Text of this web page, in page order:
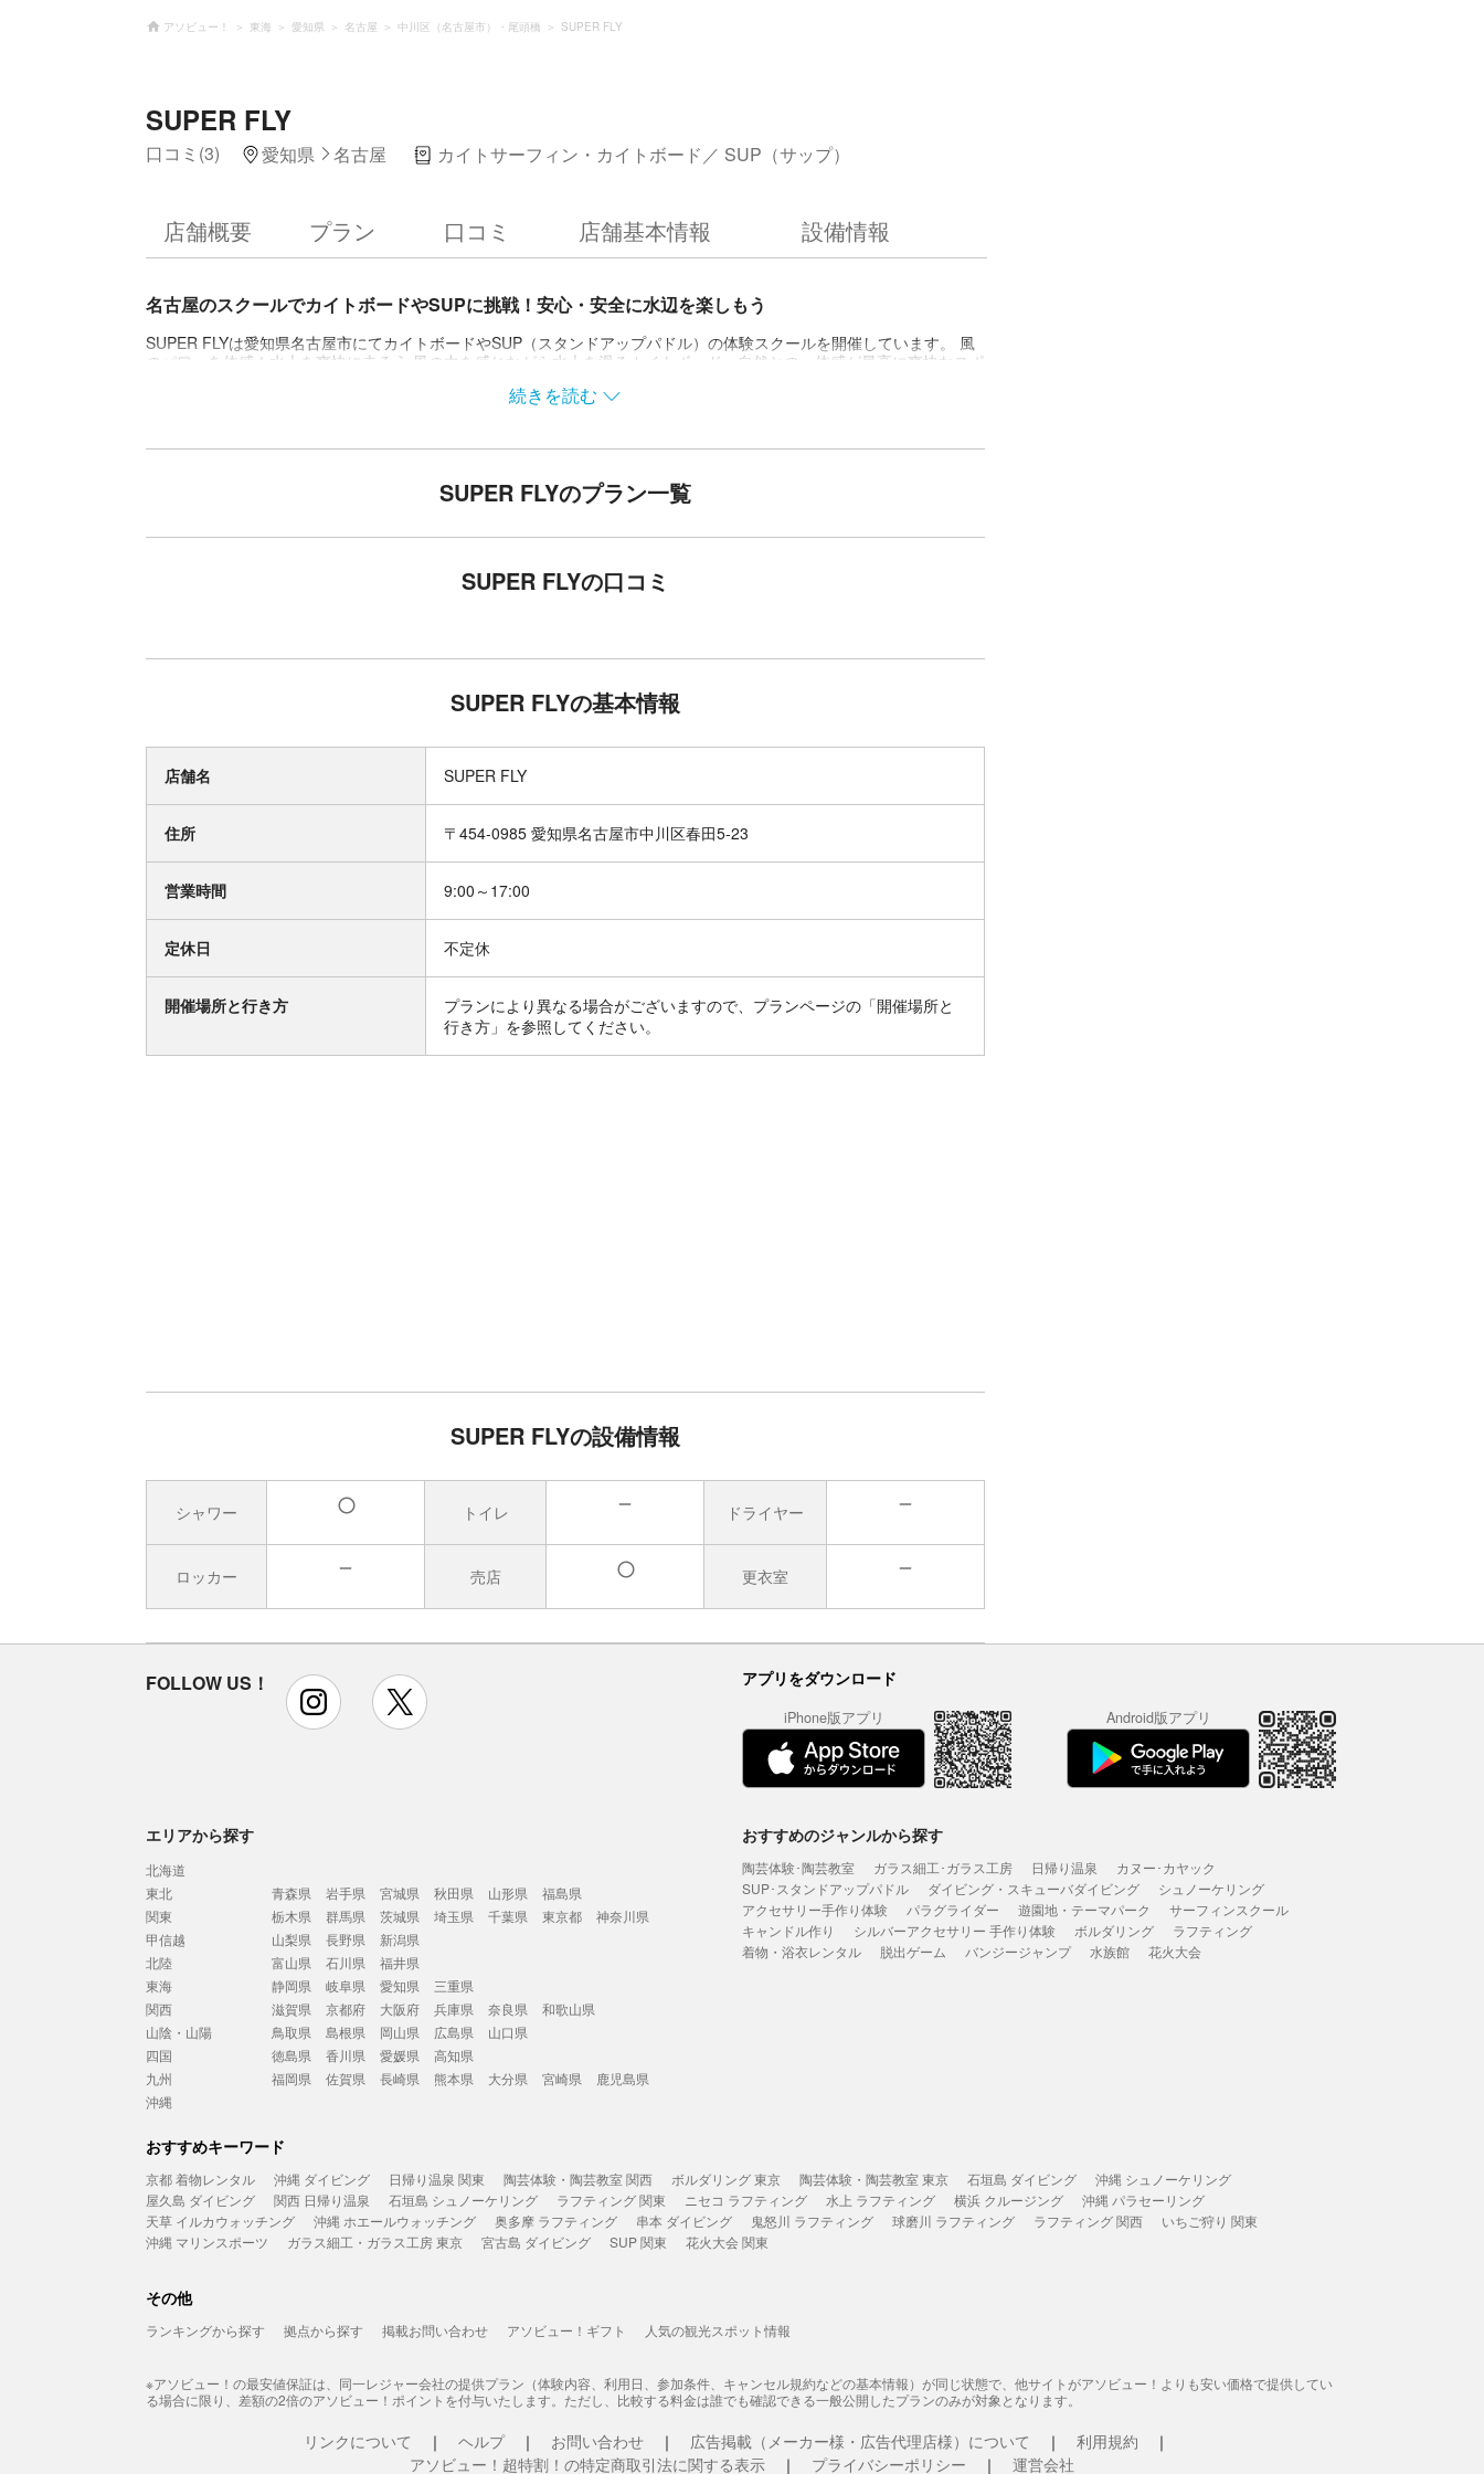
アソビュー！ 東海 愛知県 名古屋 中川区（名古屋市）・尾頭橋 SUPER FLY
SUPER FLY
口コミ(3) 愛知県 名古屋 カイトサーフィン・カイトボード SUP（サップ）
店舗概要 プラン 口コミ 店舗基本情報 設備情報
名古屋のスクールでカイトボードやSUPに挑戦！安心・安全に水辺を楽しもう
SUPER FLYは愛知県名古屋市にてカイトボードやSUP（スタンドアップパドル）の体験スクールを開催しています。 風
のパワーを体感！水上を爽快に走ろう 風の力を感じながら水上を滑るカイトボード。自然との一体感が最高に爽快なスポ
大歓迎！安全講習もバッチリで安心してカイトボードをお楽しみいただけます。 ゆったりSUPも楽しめる！ SUPとは、
で、どなた様も安心・安全にトライできます！ どちらも15分ほどで乗れるようになり、その日に水辺を満喫できます。
続きを読む
SUPER FLYのプラン一覧
SUPER FLYの口コミ
SUPER FLYの基本情報
店舗名 SUPER FLY
住所 〒454-0985 愛知県名古屋市中川区春田5-23
営業時間 9:00～17:00
定休日 不定休
開催場所と行き方
プランにより異なる場合がございますので、プランページの「開催場所と
行き方」を参照してください。
SUPER FLYの設備情報
シャワー トイレ ドライヤー
ロッカー 売店 更衣室
FOLLOW US！ instagram アプリをダウンロード
iPhone版アプリ Android版アプリ
エリアから探す
北海道
東北
青森県 岩手県 宮城県 秋田県 山形県
福島県
関東
栃木県 群馬県 茨城県 埼玉県 千葉県 東京都
神奈川県
甲信越
山梨県 長野県
新潟県
北陸
富山県 石川県
福井県
東海
静岡県 岐阜県 愛知県
三重県
関西
滋賀県 京都府 大阪府 兵庫県 奈良県
和歌山県
山陰・山陽
鳥取県 島根県 岡山県 広島県
山口県
四国
徳島県 香川県 愛媛県
高知県
九州
福岡県 佐賀県 長崎県 熊本県 大分県 宮崎県
鹿児島県
沖縄
おすすめのジャンルから探す
陶芸体験･陶芸教室 ガラス細工･ガラス工房 日帰り温泉
カヌー･カヤック
SUP･スタンドアップパドル
ダイビング・スキューバダイビング
シュノーケリング
アクセサリー手作り体験
パラグライダー 遊園地・テーマパーク
サーフィンスクール
キャンドル作り
シルバーアクセサリー 手作り体験 ボルダリング
ラフティング
着物・浴衣レンタル
脱出ゲーム バンジージャンプ 水族館 花火大会
おすすめキーワード
京都 着物レンタル 沖縄 ダイビング 日帰り温泉 関東 陶芸体験・陶芸教室 関西 ボルダリング 東京 陶芸体験・陶芸教室 東京 石垣島 ダイビング
沖縄 シュノーケリング
屋久島 ダイビング
関西 日帰り温泉 石垣島 シュノーケリング ラフティング 関東 ニセコ ラフティング 水上 ラフティング 横浜 クルージング
沖縄 パラセーリング
天草 イルカウォッチング
沖縄 ホエールウォッチング 奥多摩 ラフティング 串本 ダイビング 鬼怒川 ラフティング 球磨川 ラフティング ラフティング 関西
いちご狩り 関東
沖縄 マリンスポーツ
ガラス細工・ガラス工房 東京 宮古島 ダイビング SUP 関東 花火大会 関東
その他
ランキングから探す 拠点から探す 掲載お問い合わせ アソビュー！ギフト 人気の観光スポット情報
※アソビュー！の最安値保証は、同一レジャー会社の提供プラン（体験内容、利用日、参加条件、キャンセル規約などの基本情報）が同じ状態で、他サイトがアソビュー！よりも安い価格で提供してい
る場合に限り、差額の2倍のアソビュー！ポイントを付与いたします。ただし、比較する料金は誰でも確認できる一般公開したプランのみが対象となります。
リンクについて ヘルプ お問い合わせ 広告掲載（メーカー様・広告代理店様）について
利用規約
アソビュー！超特割！の特定商取引法に関する表示
プライバシーポリシー 運営会社